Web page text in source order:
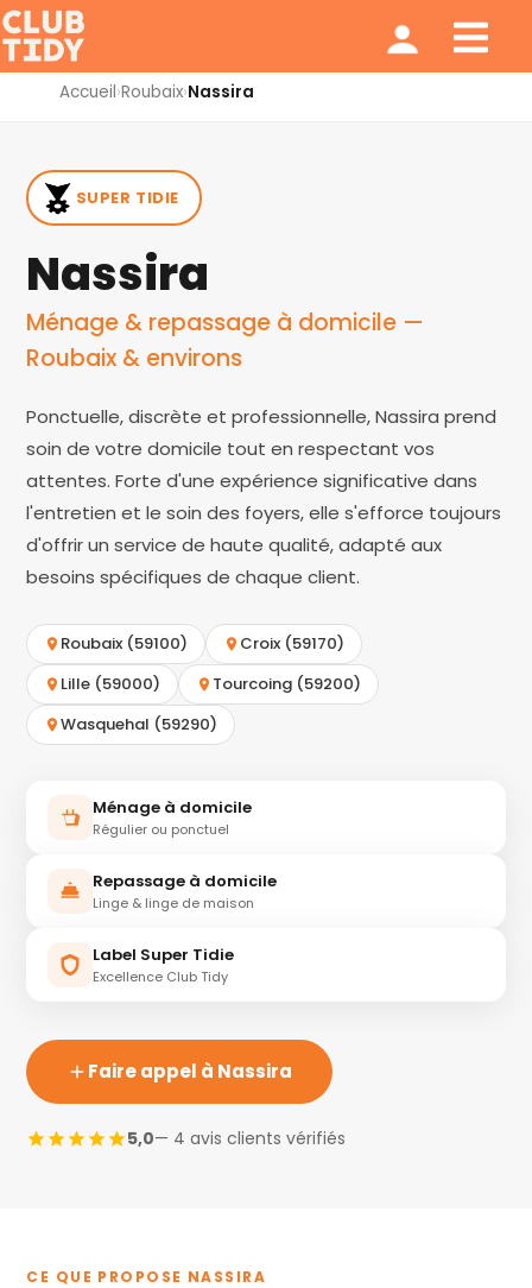
Accueil›Roubaix›Nassira
SUPER TIDIE
Nassira
Ménage & repassage à domicile —
Roubaix & environs
Ponctuelle, discrète et professionnelle, Nassira prend
soin de votre domicile tout en respectant vos
attentes. Forte d'une expérience significative dans
l'entretien et le soin des foyers, elle s'efforce toujours
d'offrir un service de haute qualité, adapté aux
besoins spécifiques de chaque client.
Roubaix (59100)
Croix (59170)
Lille (59000)
Tourcoing (59200)
Wasquehal (59290)
Ménage à domicile
Régulier ou ponctuel
Repassage à domicile
Linge & linge de maison
Label Super Tidie
Excellence Club Tidy
Faire appel à Nassira
5,0— 4 avis clients vérifiés
CE QUE PROPOSE NASSIRA